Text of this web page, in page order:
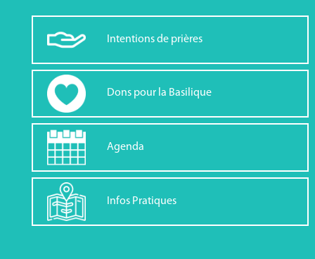
Intentions de prières
Dons pour la Basilique
Agenda
Infos Pratiques